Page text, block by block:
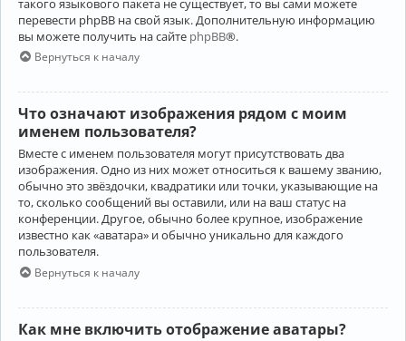
перевести phpBB на свой язык. Дополнительную информацию
вы можете получить на сайте phpBB®.
Вернуться к началу
Что означают изображения рядом с моим
именем пользователя?
Вместе с именем пользователя могут присутствовать два
изображения. Одно из них может относиться к вашему званию,
обычно это звёздочки, квадратики или точки, указывающие на
то, сколько сообщений вы оставили, или на ваш статус на
конференции. Другое, обычно более крупное, изображение
известно как «аватара» и обычно уникально для каждого
пользователя.
Вернуться к началу
Как мне включить отображение аватары?